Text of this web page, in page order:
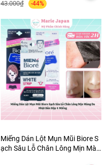
43.000₫ -44%
Miếng Dán Lột Mụn Mũi Biore S
ạch Sâu Lỗ Chân Lông Mịn Màn